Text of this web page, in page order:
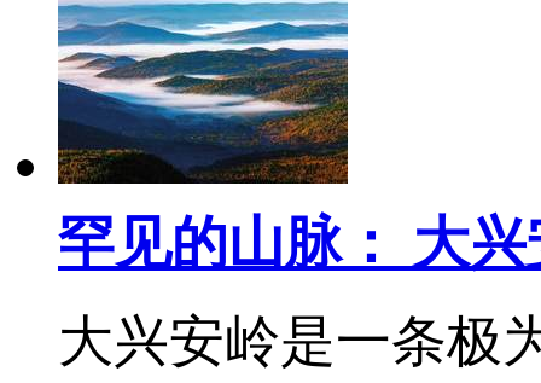
罕见的山脉： 大兴
大兴安岭是一条极